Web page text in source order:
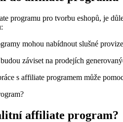
programu pro tvorbu eshopů, je
mohou nabídnout slušné
záviset na prodejích
s affiliate programem může
affiliate program?